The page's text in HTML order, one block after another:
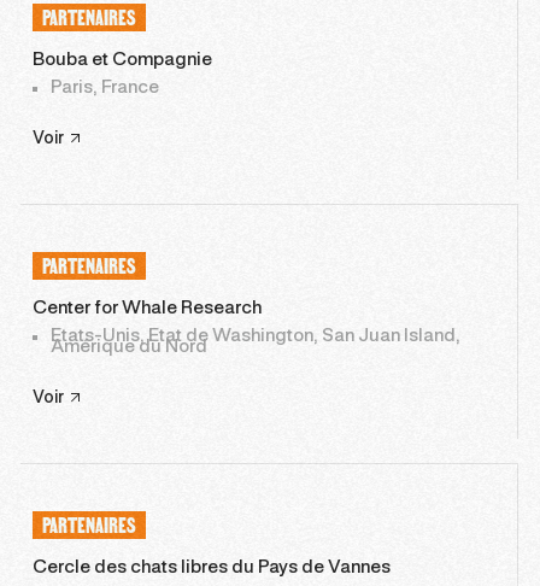
PARTENAIRES
Bouba et Compagnie
Paris, France
Voir
PARTENAIRES
Center for Whale Research
Etats-Unis, Etat de Washington, San Juan Island,
Amérique du Nord
Voir
PARTENAIRES
Cercle des chats libres du Pays de Vannes